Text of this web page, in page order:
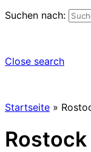
Suchen nach:
Close search
Startseite »
Rostock